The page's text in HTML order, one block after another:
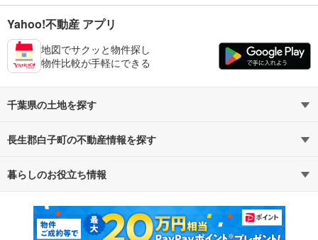
Yahoo!不動産 アプリ
地図でサクッと物件探し
物件比較が手軽にできる
千葉県の土地を探す
路線・駅から探す
通勤・通学時間から探す
長生郡白子町の不動産情報を探す
不動産・住宅
新築マンション 中古マンション
暮らしのお役立ち情報
マンションカタログ 教えて！住まいの先生